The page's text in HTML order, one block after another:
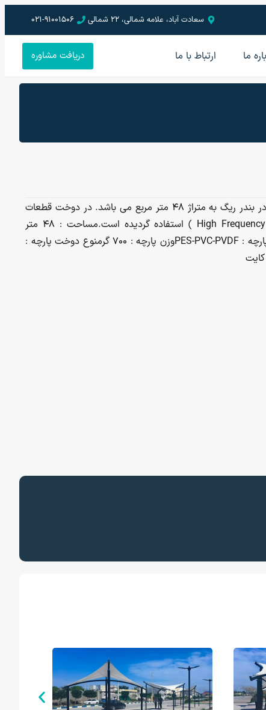
سعادت آباد، علامه شمالی، 22 شمالی 021-91001506
ما ارتباط با ما دریافت مشاوره
این پروژه سه آلاچیق ساحلی در کنار خلیج فارس واقع در بندر ریگ به متراژ ۴۸ متر مربع می باشد. در دوخت قطعات
پارچه ای به یکدیگر از دستگاه جوش فرکانس بالا ( High Frequency ) استفاده گردیده است.مساحت : ۴۸ متر
مربعکاربری : سایبان ساحلیمحل پروژه : بندر ریگجنس پارچه : PES-PVC-PVDFوزن پارچه : ۷۰۰ گرمنوع دوخت پارچه :